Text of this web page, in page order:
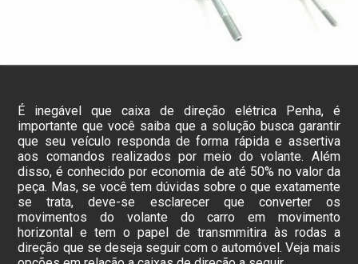
É inegável que caixa de direção elétrica Penha, é
importante que você saiba que a solução busca garantir
que seu veículo responda de forma rápida e assertiva
aos comandos realizados por meio do volante. Além
disso, é conhecido por economia de até 50% no valor da
peça. Mas, se você tem dúvidas sobre o que exatamente
se trata, deve-se esclarecer que converter os
movimentos do volante do carro em movimento
horizontal e tem o papel de transmmitira às rodas a
direção que se deseja seguir com o automóvel. Veja mais